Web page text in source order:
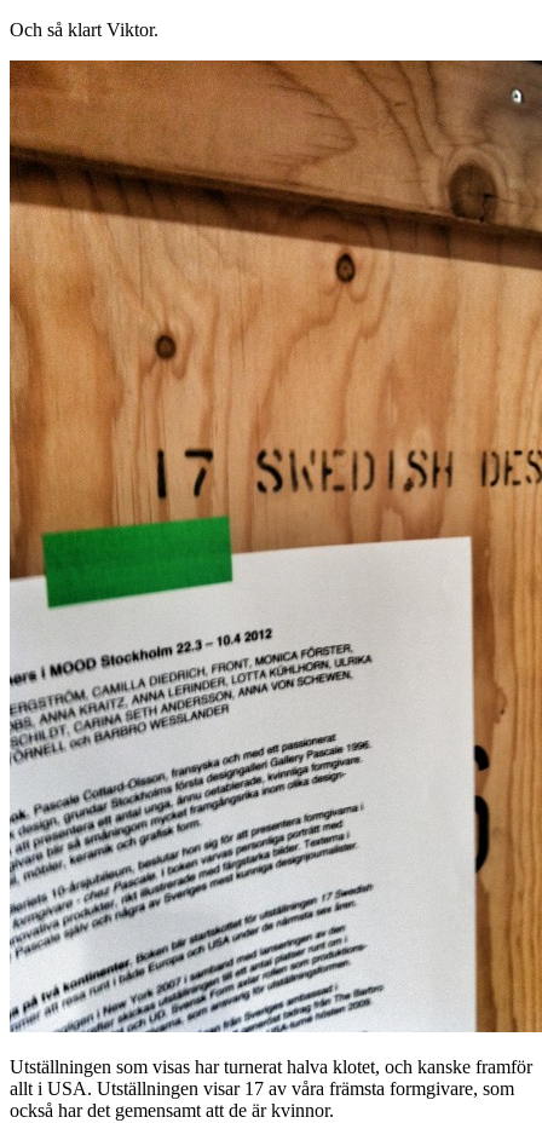
Och så klart Viktor.
Utställningen som visas har turnerat halva klotet, och kanske framför
allt i USA. Utställningen visar 17 av våra främsta formgivare, som
också har det gemensamt att de är kvinnor.